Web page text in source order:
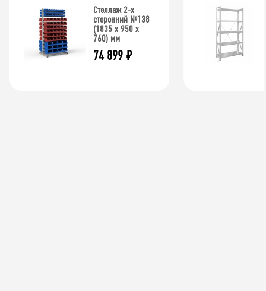
Стеллаж 2-х
сторонний №138
(1835 х 950 х
760) мм
74 899 ₽